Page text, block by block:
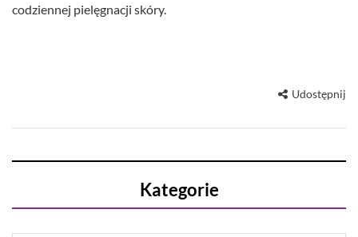
codziennej pielęgnacji skóry.
Udostępnij
Kategorie